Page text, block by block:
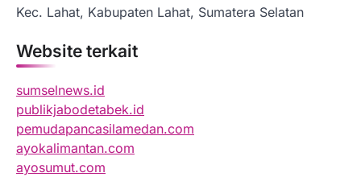
Kec. Lahat, Kabupaten Lahat, Sumatera Selatan
Website terkait
sumselnews.id
publikjabodetabek.id
pemudapancasilamedan.com
ayokalimantan.com
ayosumut.com